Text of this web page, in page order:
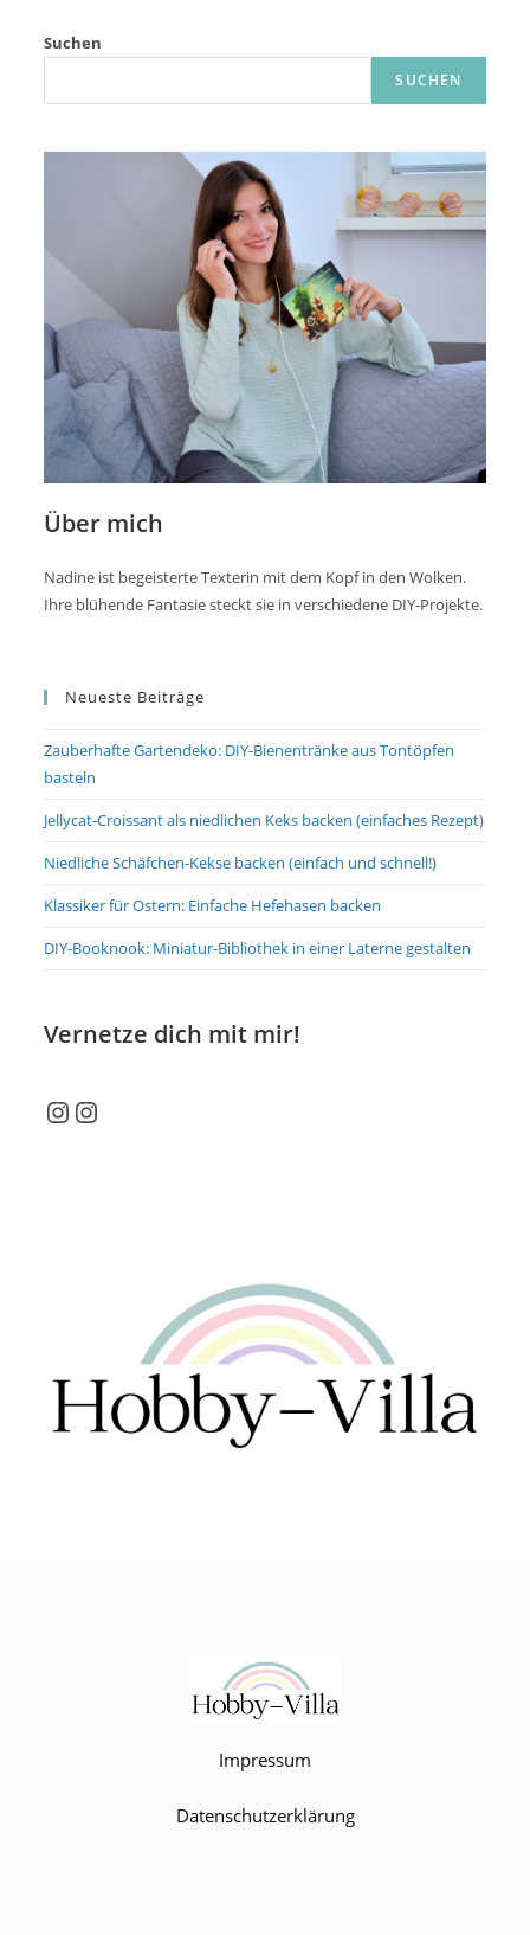
Suchen
SUCHEN
Über mich
Nadine ist begeisterte Texterin mit dem Kopf in den Wolken.
Ihre blühende Fantasie steckt sie in verschiedene DIY-Projekte.
Neueste Beiträge
Zauberhafte Gartendeko: DIY-Bienentränke aus Tontöpfen
basteln
Jellycat-Croissant als niedlichen Keks backen (einfaches Rezept)
Niedliche Schäfchen-Kekse backen (einfach und schnell!)
Klassiker für Ostern: Einfache Hefehasen backen
DIY-Booknook: Miniatur-Bibliothek in einer Laterne gestalten
Vernetze dich mit mir!
Instagram
Instagram
Impressum
Datenschutzerklärung